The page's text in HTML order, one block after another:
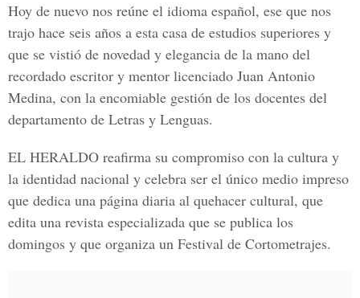
Hoy de nuevo nos reúne el idioma español, ese que nos
trajo hace seis años a esta casa de estudios superiores y
que se vistió de novedad y elegancia de la mano del
recordado escritor y mentor licenciado Juan Antonio
Medina, con la encomiable gestión de los docentes del
departamento de Letras y Lenguas.
EL HERALDO reafirma su compromiso con la cultura y
la identidad nacional y celebra ser el único medio impreso
que dedica una página diaria al quehacer cultural, que
edita una revista especializada que se publica los
domingos y que organiza un Festival de Cortometrajes.